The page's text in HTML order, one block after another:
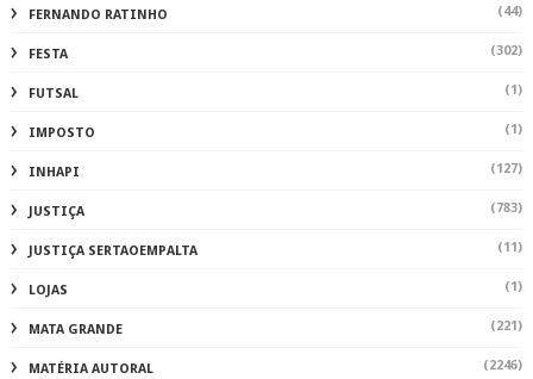
FERNANDO RATINHO (44)
FESTA (302)
FUTSAL (1)
IMPOSTO (1)
INHAPI (127)
JUSTIÇA (783)
JUSTIÇA SERTAOEMPALTA (11)
LOJAS (1)
MATA GRANDE (221)
MATÉRIA AUTORAL (2246)